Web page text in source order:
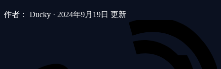
作者： Ducky · 2024年9月19日 更新